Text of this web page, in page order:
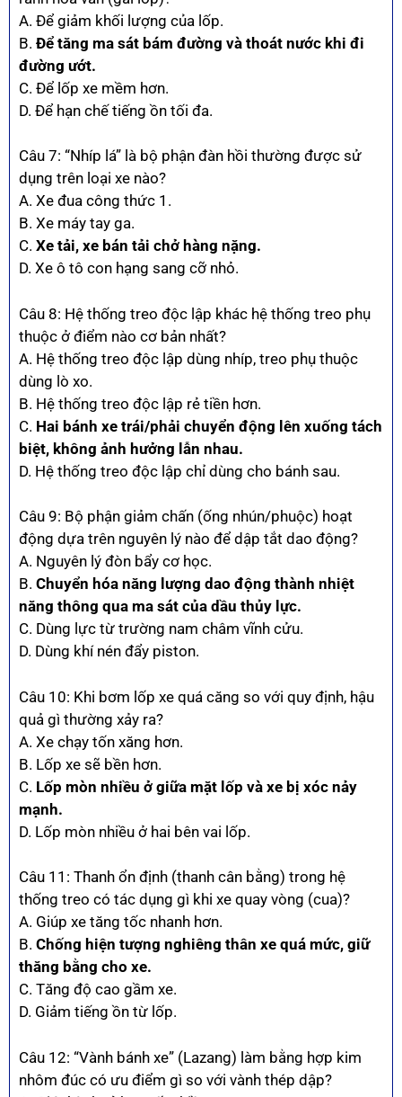
A. Để giảm khối lượng của lốp.
B. Để tăng ma sát bám đường và thoát nước khi đi
đường ướt.
C. Để lốp xe mềm hơn.
D. Để hạn chế tiếng ồn tối đa.
Câu 7: “Nhíp lá” là bộ phận đàn hồi thường được sử
dụng trên loại xe nào?
A. Xe đua công thức 1.
B. Xe máy tay ga.
C. Xe tải, xe bán tải chở hàng nặng.
D. Xe ô tô con hạng sang cỡ nhỏ.
Câu 8: Hệ thống treo độc lập khác hệ thống treo phụ
thuộc ở điểm nào cơ bản nhất?
A. Hệ thống treo độc lập dùng nhíp, treo phụ thuộc
dùng lò xo.
B. Hệ thống treo độc lập rẻ tiền hơn.
C. Hai bánh xe trái/phải chuyển động lên xuống tách
biệt, không ảnh hưởng lẫn nhau.
D. Hệ thống treo độc lập chỉ dùng cho bánh sau.
Câu 9: Bộ phận giảm chấn (ống nhún/phuộc) hoạt
động dựa trên nguyên lý nào để dập tắt dao động?
A. Nguyên lý đòn bẩy cơ học.
B. Chuyển hóa năng lượng dao động thành nhiệt
năng thông qua ma sát của dầu thủy lực.
C. Dùng lực từ trường nam châm vĩnh cửu.
D. Dùng khí nén đẩy piston.
Câu 10: Khi bơm lốp xe quá căng so với quy định, hậu
quả gì thường xảy ra?
A. Xe chạy tốn xăng hơn.
B. Lốp xe sẽ bền hơn.
C. Lốp mòn nhiều ở giữa mặt lốp và xe bị xóc nảy
mạnh.
D. Lốp mòn nhiều ở hai bên vai lốp.
Câu 11: Thanh ổn định (thanh cân bằng) trong hệ
thống treo có tác dụng gì khi xe quay vòng (cua)?
A. Giúp xe tăng tốc nhanh hơn.
B. Chống hiện tượng nghiêng thân xe quá mức, giữ
thăng bằng cho xe.
C. Tăng độ cao gầm xe.
D. Giảm tiếng ồn từ lốp.
Câu 12: “Vành bánh xe” (Lazang) làm bằng hợp kim
nhôm đúc có ưu điểm gì so với vành thép dập?